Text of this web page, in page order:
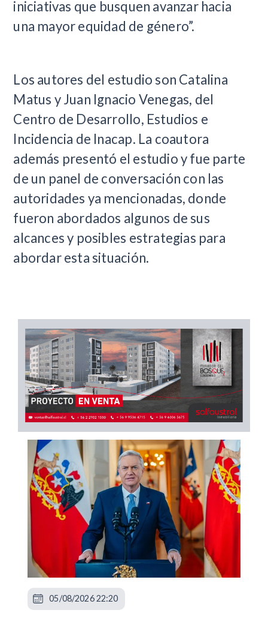
iniciativas que busquen avanzar hacia
una mayor equidad de género”.
Los autores del estudio son Catalina
Matus y Juan Ignacio Venegas, del
Centro de Desarrollo, Estudios e
Incidencia de Inacap. La coautora
además presentó el estudio y fue parte
de un panel de conversación con las
autoridades ya mencionadas, donde
fueron abordados algunos de sus
alcances y posibles estrategias para
abordar esta situación.
05/08/2026 22:20